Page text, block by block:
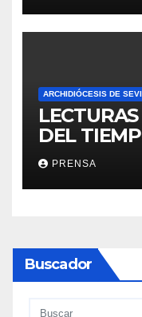
ARCHIDIÓCESIS DE
DEL
PRENSA
Buscador